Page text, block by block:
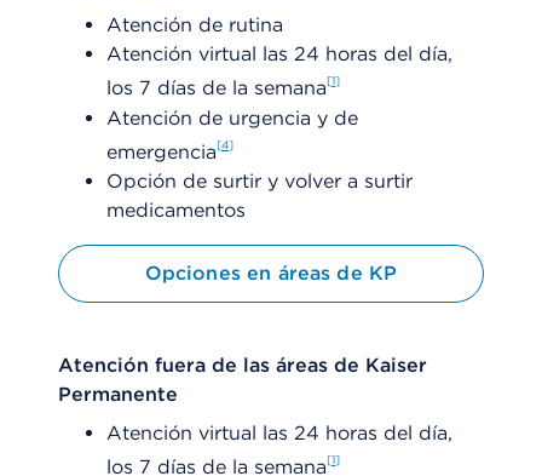
Atención de rutina
Atención virtual las 24 horas del día,
los 7 días de la semana 1
Atención de urgencia y de
emergencia 4
Opción de surtir y volver a surtir
medicamentos
Opciones en áreas de KP
Atención fuera de las áreas de Kaiser
Permanente
Atención virtual las 24 horas del día,
los 7 días de la semana 1